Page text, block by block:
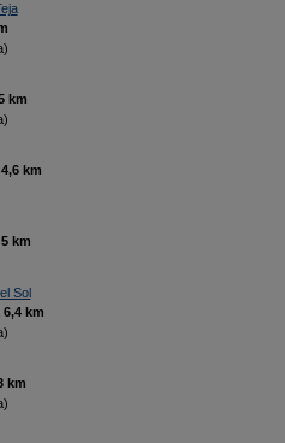
km
4,6 km
5 km
Sol
6,4 km
km